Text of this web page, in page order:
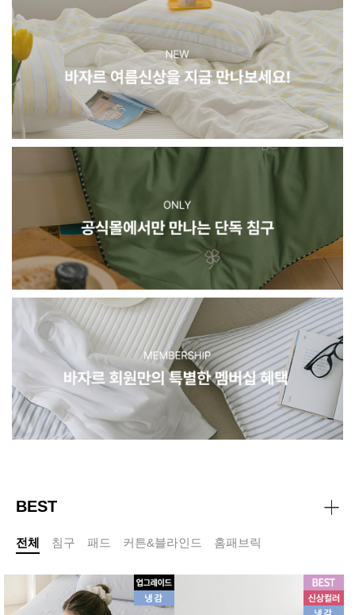
BEST
전체 침구 패드 커튼&블라인드 홈패브릭